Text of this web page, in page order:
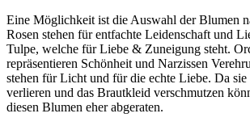
Eine Möglichkeit ist die Auswahl der Blumen
Rosen stehen für entfachte Leidenschaft und
Tulpe, welche für Liebe & Zuneigung steht.
repräsentieren Schönheit und Narzissen
stehen für Licht und für die echte Liebe. Da sie
verlieren und das Brautkleid verschmutzen
diesen Blumen eher abgeraten.